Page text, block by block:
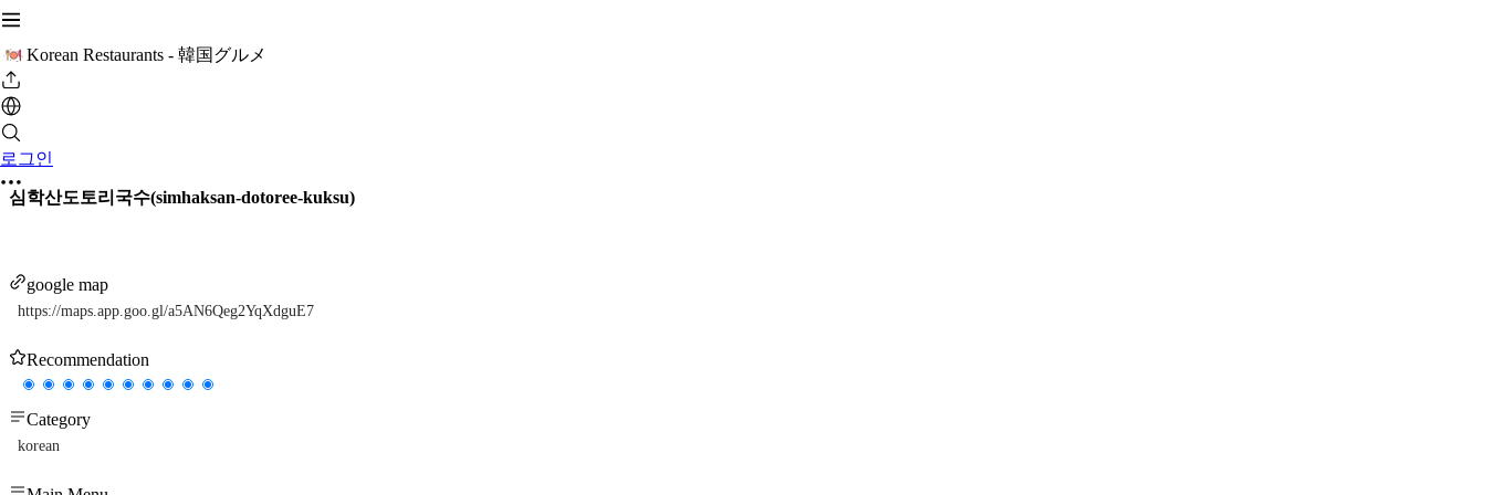
Korean Restaurants - 韓国グルメ
로그인
심학산도토리국수(simhaksan-dotoree-kuksu)
google map
https://maps.app.goo.gl/a5AN6Qeg2YqXdguE7
Recommendation
Category
korean